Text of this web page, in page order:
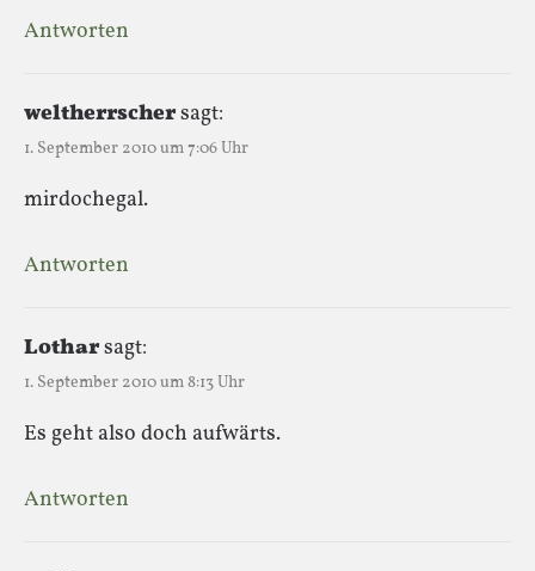
Antworten
weltherrschersagt:
1. September 2010 um 7:06 Uhr
mirdochegal.
Antworten
Lotharsagt:
1. September 2010 um 8:13 Uhr
Es geht also doch aufwärts.
Antworten